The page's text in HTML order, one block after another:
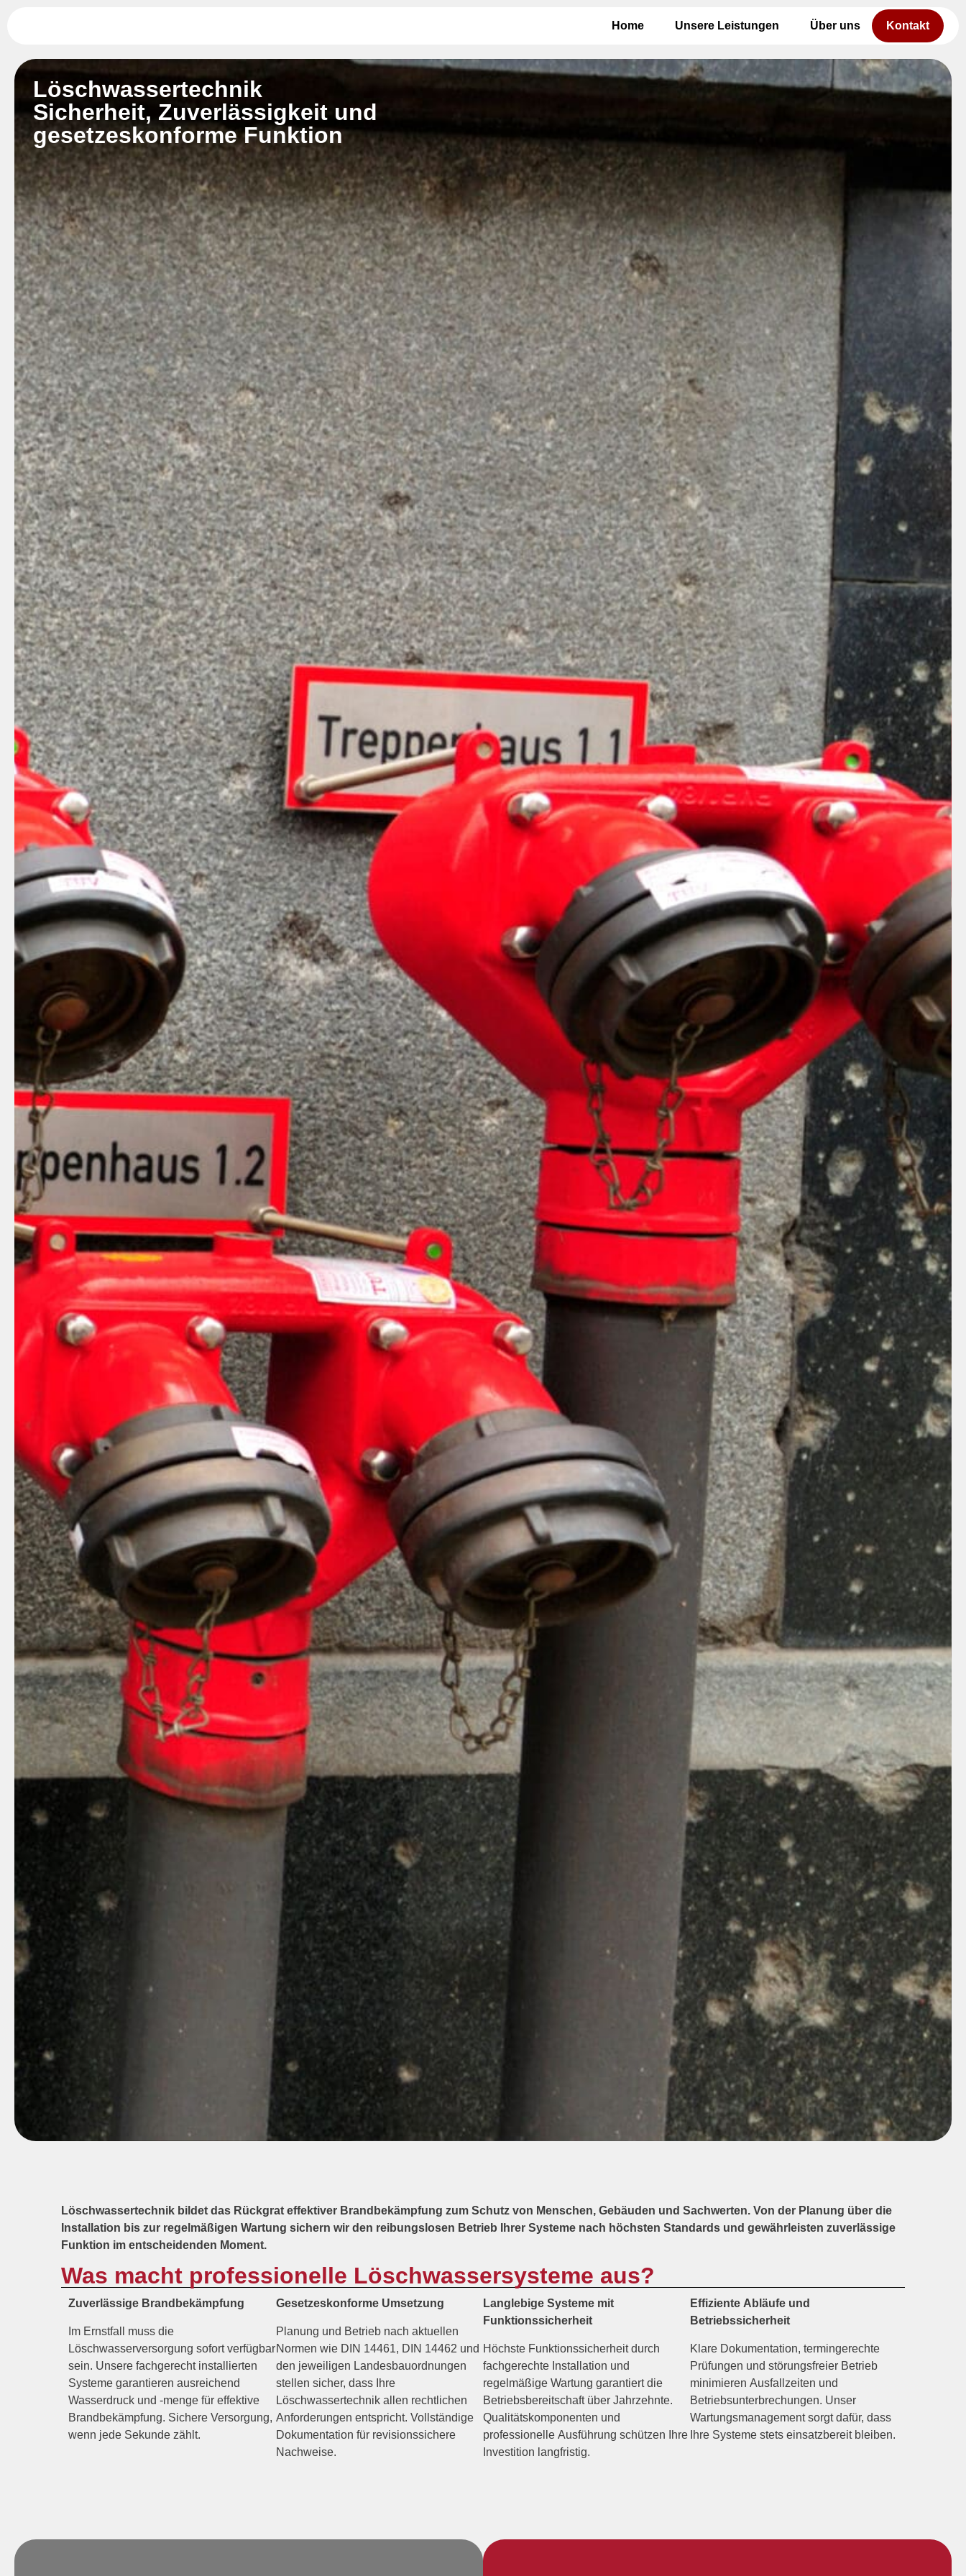
Home Unsere Leistungen Über uns Kontakt
Löschwassertechnik
Sicherheit, Zuverlässigkeit und
gesetzeskonforme Funktion
Löschwassertechnik bildet das Rückgrat effektiver Brandbekämpfung zum Schutz von Menschen, Gebäuden und Sachwerten. Von der Planung über die
Installation bis zur regelmäßigen Wartung sichern wir den reibungslosen Betrieb Ihrer Systeme nach höchsten Standards und gewährleisten zuverlässige
Funktion im entscheidenden Moment.
Was macht professionelle Löschwassersysteme aus?
Zuverlässige Brandbekämpfung
Im Ernstfall muss die
Löschwasserversorgung sofort verfügbar
sein. Unsere fachgerecht installierten
Systeme garantieren ausreichend
Wasserdruck und -menge für effektive
Brandbekämpfung. Sichere Versorgung,
wenn jede Sekunde zählt.
Gesetzeskonforme Umsetzung
Planung und Betrieb nach aktuellen
Normen wie DIN 14461, DIN 14462 und
den jeweiligen Landesbauordnungen
stellen sicher, dass Ihre
Löschwassertechnik allen rechtlichen
Anforderungen entspricht. Vollständige
Dokumentation für revisionssichere
Nachweise.
Langlebige Systeme mit
Funktionssicherheit
Höchste Funktionssicherheit durch
fachgerechte Installation und
regelmäßige Wartung garantiert die
Betriebsbereitschaft über Jahrzehnte.
Qualitätskomponenten und
professionelle Ausführung schützen Ihre
Investition langfristig.
Effiziente Abläufe und
Betriebssicherheit
Klare Dokumentation, termingerechte
Prüfungen und störungsfreier Betrieb
minimieren Ausfallzeiten und
Betriebsunterbrechungen. Unser
Wartungsmanagement sorgt dafür, dass
Ihre Systeme stets einsatzbereit bleiben.